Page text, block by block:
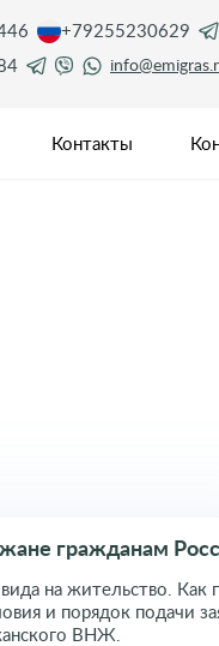
+79255230629
Контакты
гражданам
на жительство. Как
и порядок подачи
ВНЖ.